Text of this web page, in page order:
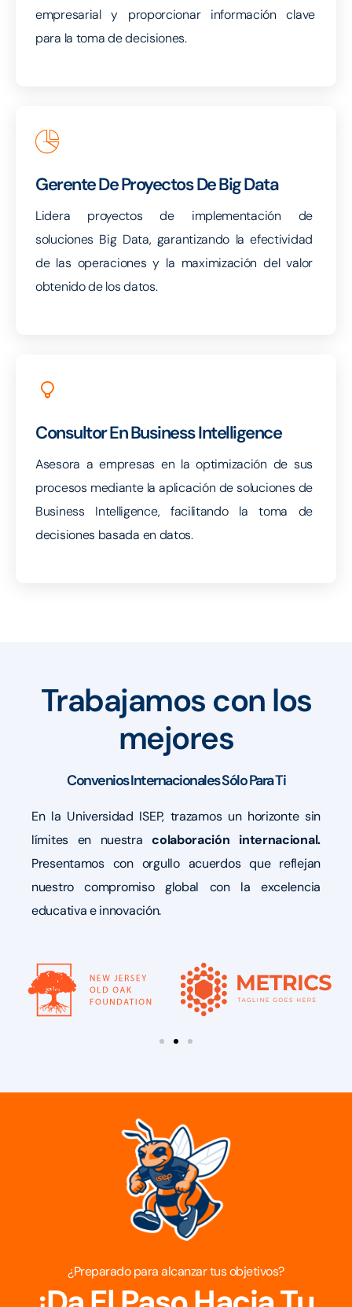
empresarial y proporcionar información clave
para la toma de decisiones.
Gerente De Proyectos De Big Data
Lidera proyectos de implementación de
soluciones Big Data, garantizando la efectividad
de las operaciones y la maximización del valor
obtenido de los datos.
Consultor En Business Intelligence
Asesora a empresas en la optimización de sus
procesos mediante la aplicación de soluciones de
Business Intelligence, facilitando la toma de
decisiones basada en datos.
Trabajamos con los
mejores
Convenios Internacionales Sólo Para Ti
En la Universidad ISEP, trazamos un horizonte sin
límites en nuestracolaboración internacional.
Presentamos con orgullo acuerdos que reflejan
nuestro compromiso global con la excelencia
educativa e innovación.
¿Preparado para alcanzar tus objetivos?